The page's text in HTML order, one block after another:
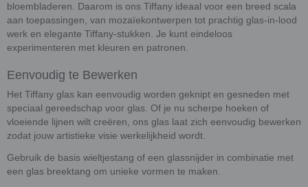
bloembladeren. Daarom is ons Tiffany ideaal voor een breed scala
aan toepassingen, van mozaïekontwerpen tot prachtig glas-in-lood
werk en elegante Tiffany-stukken. Je kunt eindeloos
experimenteren met kleuren en patronen.
Eenvoudig te Bewerken
Het Tiffany glas kan eenvoudig worden geknipt en gesneden met
speciaal gereedschap voor glas. Of je nu scherpe hoeken of
vloeiende lijnen wilt creëren, ons glas laat zich eenvoudig bewerken
zodat jouw artistieke visie werkelijkheid wordt.
Gebruik de basis wieltjestang of een glassnijder in combinatie met
een glas breektang om unieke vormen te maken.